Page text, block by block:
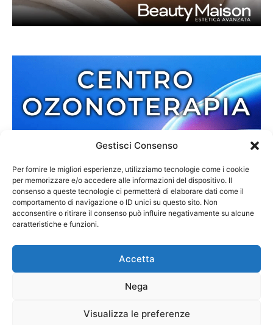
Gestisci Consenso
Per fornire le migliori esperienze, utilizziamo tecnologie come i cookie
per memorizzare e/o accedere alle informazioni del dispositivo. Il
consenso a queste tecnologie ci permetterà di elaborare dati come il
comportamento di navigazione o ID unici su questo sito. Non
acconsentire o ritirare il consenso può influire negativamente su alcune
caratteristiche e funzioni.
Accetta
Nega
Visualizza le preferenze
Contatti Cookie Policy Privacy Policy